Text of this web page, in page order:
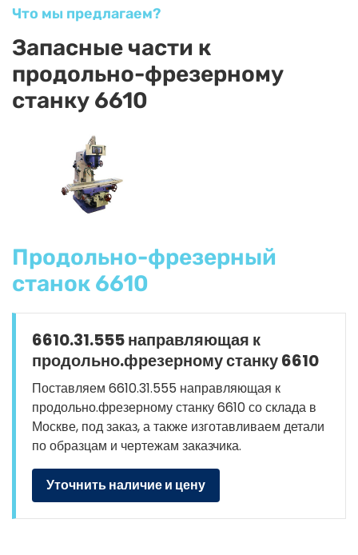
Что мы предлагаем?
Запасные части к
продольно-фрезерному
станку 6610
Продольно-фрезерный
станок 6610
6610.31.555 направляющая к
продольно.фрезерному станку 6610
Поставляем 6610.31.555 направляющая к
продольно.фрезерному станку 6610 со склада в
Москве, под заказ, а также изготавливаем детали
по образцам и чертежам заказчика.
Уточнить наличие и цену